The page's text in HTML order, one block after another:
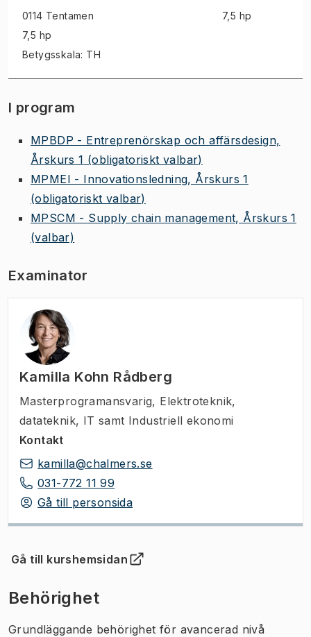
0114 Tentamen
7,5 hp
Betygsskala: TH
7,5 hp
I program
MPBDP - Entreprenörskap och affärsdesign,
Årskurs 1 (obligatoriskt valbar)
MPMEI - Innovationsledning, Årskurs 1
(obligatoriskt valbar)
MPSCM - Supply chain management, Årskurs 1
(valbar)
Examinator
Kamilla Kohn Rådberg
Masterprogramansvarig, Elektroteknik,
datateknik, IT samt Industriell ekonomi
Kontakt
kamilla@chalmers.se
031-772 11 99
Gå till personsida
Gå till kurshemsidan
(Öppnas i ny flik)
Behörighet
Grundläggande behörighet för avancerad nivå